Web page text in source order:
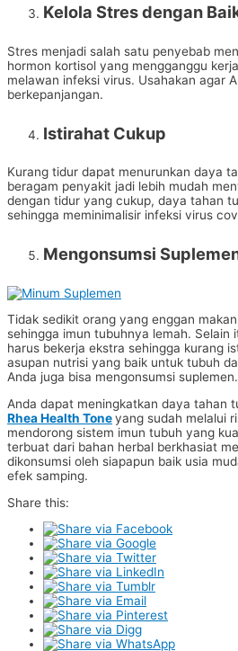
Kelola Stres dengan
Stres menjadi salah satu penyebab
hormon kortisol yang mengganggu
melawan infeksi virus. Usahakan agar
berkepanjangan.
Istirahat Cukup
Kurang tidur dapat menurunkan daya
beragam penyakit jadi lebih mudah
dengan tidur yang cukup, daya tahan
sehingga meminimalisir infeksi virus
Mengonsumsi
Tidak sedikit orang yang enggan
sehingga imun tubuhnya lemah. Selain
harus bekerja ekstra sehingga kurang
asupan nutrisi yang baik untuk tubuh
Anda juga bisa mengonsumsi suplemen.
Anda dapat meningkatkan daya tahan
Rhea Health Toneyang sudah melalui
mendorong sistem imun tubuh yang
terbuat dari bahan herbal berkhasiat
dikonsumsi oleh siapapun baik usia
efek samping.
Share this: